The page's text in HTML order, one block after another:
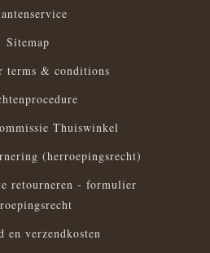
Sitemap
terms & conditions
Thuiswinkel
(herroepingsrecht)
retourneren - formulier
en verzendkosten